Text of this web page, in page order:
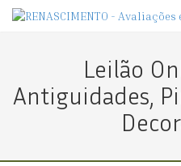
Leilão
Antiguidades,